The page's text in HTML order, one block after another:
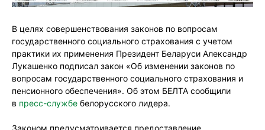
В целях совершенствования законов по вопросам
государственного социального страхования с учетом
практики их применения Президент Беларуси Александр
Лукашенко подписал закон «Об изменении законов по
вопросам государственного социального страхования и
пенсионного обеспечения». Об этом БЕЛТА сообщили
в пресс-службе белорусского лидера.
Законом предусматривается предоставление